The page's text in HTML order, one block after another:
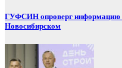
ГУФСИН опроверг информацию
Новосибирском